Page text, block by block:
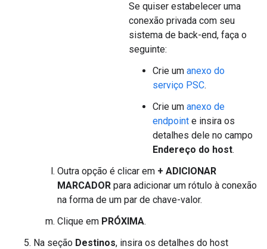
Se quiser estabelecer uma
conexão privada com seu
sistema de back-end, faça o
seguinte:
Crie um anexo do
serviço PSC.
Crie um anexo de
endpoint e insira os
detalhes dele no campo
Endereço do host.
Outra opção é clicar em + ADICIONAR
MARCADOR para adicionar um rótulo à conexão
na forma de um par de chave-valor.
Clique em PRÓXIMA.
Na seção Destinos, insira os detalhes do host